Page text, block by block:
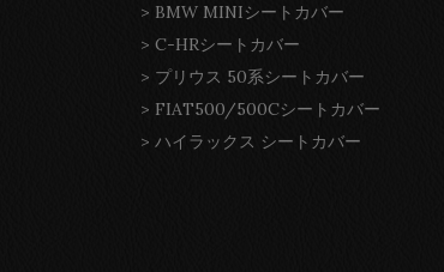
> BMW MINIシートカバー
> C-HRシートカバー
> プリウス 50系シートカバー
> FIAT500/500Cシートカバー
> ハイラックス シートカバー